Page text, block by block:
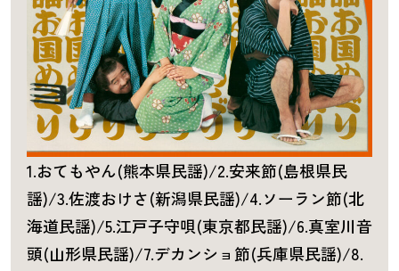
1.おてもやん(熊本県民謡)/2.安来節(島根県民
謡)/3.佐渡おけさ(新潟県民謡)/4.ソーラン節(北
海道民謡)/5.江戸子守唄(東京都民謡)/6.真室川音
頭(山形県民謡)/7.デカンショ節(兵庫県民謡)/8.